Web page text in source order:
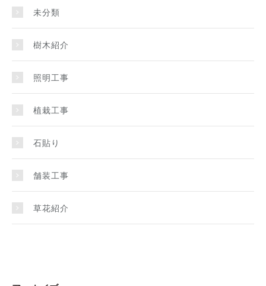
未分類
樹木紹介
照明工事
植栽工事
石貼り
舗装工事
草花紹介